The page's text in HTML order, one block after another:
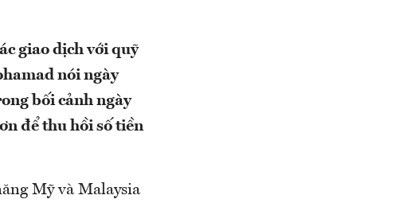
giao dịch với quỹ
nói ngày
bối cảnh ngày
để thu hồi số tiền
Mỹ và Malaysia